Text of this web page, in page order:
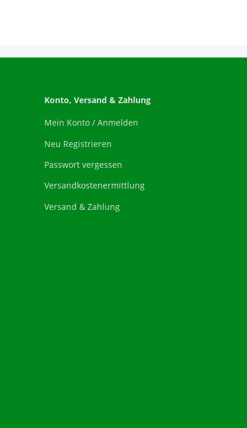
Konto, Versand & Zahlung
Mein Konto / Anmelden
Neu Registrieren
Passwort vergessen
Versandkostenermittlung
Versand & Zahlung